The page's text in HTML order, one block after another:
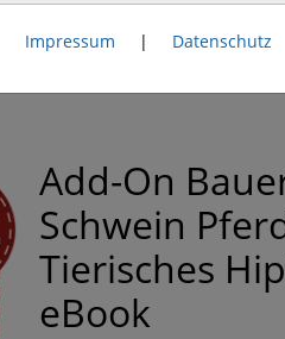
AGB
Add-On
Schwein
Tierisches
eBook
Impressum | Datenschutz